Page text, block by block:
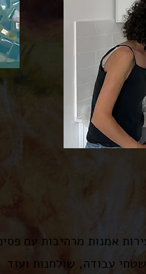
אמנות מרהיבות עם
עבודה, שולחנות ועוד